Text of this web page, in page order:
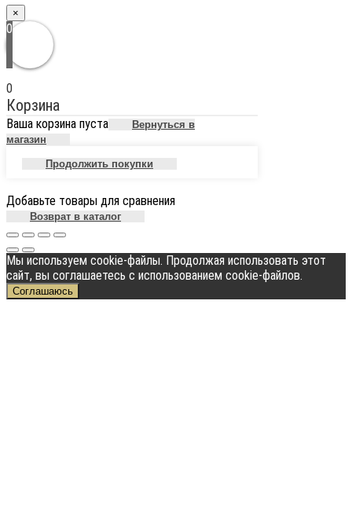
×
0
0
Корзина
Ваша корзина пуста
Вернуться в
магазин
Продолжить покупки
Добавьте товары для сравнения
Возврат в каталог
Мы используем cookie-файлы. Продолжая использовать этот
сайт, вы соглашаетесь с использованием cookie-файлов.
Соглашаюсь